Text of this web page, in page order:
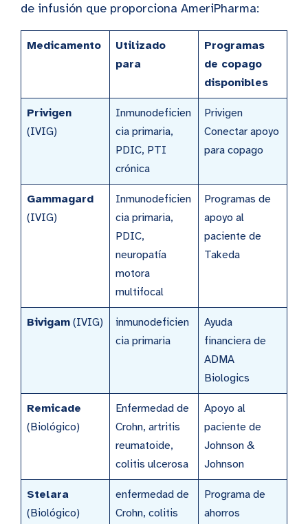
de infusión que proporciona AmeriPharma:
Medicamento
Utilizado
para
Programas
de copago
disponibles
Privigen
(IVIG)
Inmunodeficien
cia primaria,
PDIC, PTI
crónica
Privigen
Conectar apoyo
para copago
Gammagard
(IVIG)
Inmunodeficien
cia primaria,
PDIC,
neuropatía
motora
multifocal
Programas de
apoyo al
paciente de
Takeda
Bivigam (IVIG)
inmunodeficien
cia primaria
Ayuda
financiera de
ADMA
Biologics
Remicade
(Biológico)
Enfermedad de
Crohn, artritis
reumatoide,
colitis ulcerosa
Apoyo al
paciente de
Johnson &
Johnson
Stelara
(Biológico)
enfermedad de
Crohn, colitis
Programa de
ahorros